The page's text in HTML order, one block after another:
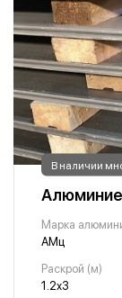
В наличии
Марка
АМц
Раскрой (м)
1.2х3